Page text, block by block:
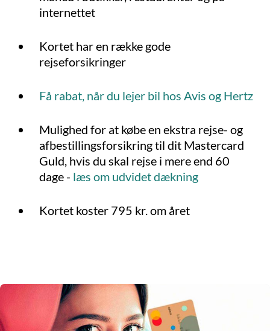
internettet
Kortet har en række gode
rejseforsikringer
Få rabat, når du lejer bil hos Avis og Hertz
Mulighed for at købe en ekstra rejse- og
afbestillingsforsikring til dit Mastercard
Guld, hvis du skal rejse i mere end 60
dage - læs om udvidet dækning
Kortet koster 795 kr. om året